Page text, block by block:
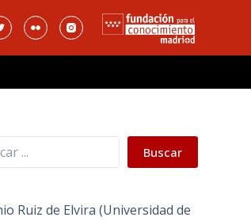
Buscar
Ruiz de Elvira (Universidad de